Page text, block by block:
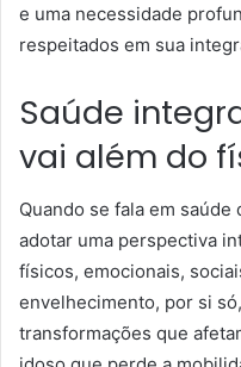
e uma necessidade
respeitados em sua
Saúde
vai além do
Quando se fala em
adotar uma perspectiva
físicos, emocionais,
envelhecimento, por si
transformações que